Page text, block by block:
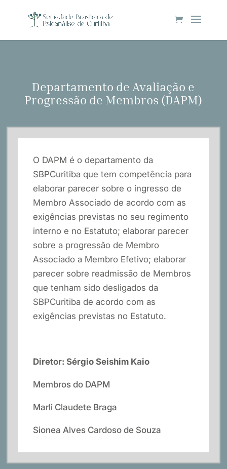
Departamento de Avaliação e
Progressão de Membros (DAPM)
O DAPM é o departamento da
SBPCuritiba que tem competência para
elaborar parecer sobre o ingresso de
Membro Associado de acordo com as
exigências previstas no seu regimento
interno e no Estatuto; elaborar parecer
sobre a progressão de Membro
Associado a Membro Efetivo; elaborar
parecer sobre readmissão de Membros
que tenham sido desligados da
SBPCuritiba de acordo com as
exigências previstas no Estatuto.
Diretor: Sérgio Seishim Kaio
Membros do DAPM
Marli Claudete Braga
Sionea Alves Cardoso de Souza